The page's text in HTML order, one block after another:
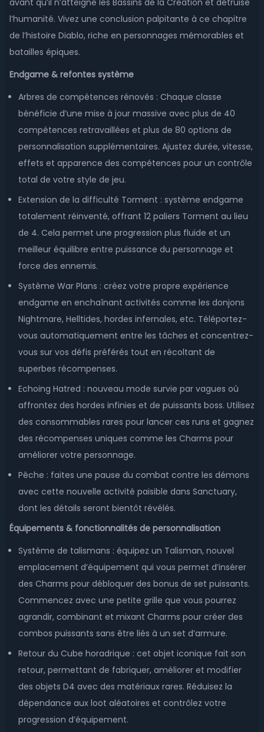
avant qu’il n’atteigne les Bassins de la Création et détruise
l’humanité. Vivez une conclusion palpitante à ce chapitre
de l’histoire Diablo, riche en personnages mémorables et
batailles épiques.
Endgame & refontes système
Arbres de compétences rénovés : Chaque classe
bénéficie d’une mise à jour massive avec plus de 40
compétences retravaillées et plus de 80 options de
personnalisation supplémentaires. Ajustez durée, vitesse,
effets et apparence des compétences pour un contrôle
total de votre style de jeu.
Extension de la difficulté Torment : système endgame
totalement réinventé, offrant 12 paliers Torment au lieu
de 4. Cela permet une progression plus fluide et un
meilleur équilibre entre puissance du personnage et
force des ennemis.
Système War Plans : créez votre propre expérience
endgame en enchaînant activités comme les donjons
Nightmare, Helltides, hordes infernales, etc. Téléportez-
vous automatiquement entre les tâches et concentrez-
vous sur vos défis préférés tout en récoltant de
superbes récompenses.
Echoing Hatred : nouveau mode survie par vagues où
affrontez des hordes infinies et de puissants boss. Utilisez
des consommables rares pour lancer ces runs et gagnez
des récompenses uniques comme les Charms pour
améliorer votre personnage.
Pêche : faites une pause du combat contre les démons
avec cette nouvelle activité paisible dans Sanctuary,
dont les détails seront bientôt révélés.
Équipements & fonctionnalités de personnalisation
Système de talismans : équipez un Talisman, nouvel
emplacement d’équipement qui vous permet d’insérer
des Charms pour débloquer des bonus de set puissants.
Commencez avec une petite grille que vous pourrez
agrandir, combinant et mixant Charms pour créer des
combos puissants sans être liés à un set d’armure.
Retour du Cube horadrique : cet objet iconique fait son
retour, permettant de fabriquer, améliorer et modifier
des objets D4 avec des matériaux rares. Réduisez la
dépendance aux loot aléatoires et contrôlez votre
progression d’équipement.